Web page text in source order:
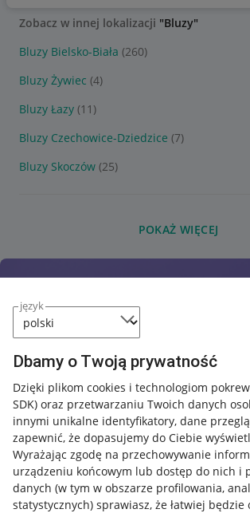
język
Dbamy o Twoją prywatność
Dzięki plikom cookies i technologiom
SDK) oraz przetwarzaniu Twoich danych
innymi unikalne identyfikatory, dane
zapewnić, że dopasujemy do Ciebie
Wyrażając zgodę na przechowywanie
urządzeniu końcowym lub dostęp do nich i
danych (w tym w obszarze profilowania,
statystycznych) sprawiasz, że łatwiej będzie
Zobacz w innej lokalizacji "Bluzy"
Bluzy Bielsko-Biała (260)
Bluzy Żywiec (4)
Bluzy Łazy (11)
Bluzy Czechowice-Dziedzice (7)
Bluzy Skoczów (25)
POKAŻ WIĘCEJ